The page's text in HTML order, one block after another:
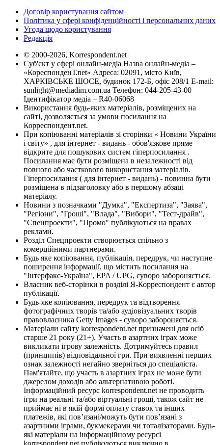
Договір користування сайтом
Політика у сфері конфіденційності і персональних даних
Угода щодо користування
Редакція
© 2000-2026, Korrespondent.net
Суб'єкт у сфері онлайн-медіа Назва онлайн-медіа –
«КореспонденТ.net» Адреса: 02091, місто Київ,
ХАРКІВСЬКЕ ШОСЕ, будинок 172-Б, офіс 208/1 E-mail:
sunlight@mediadim.com.ua Телефон: 044-205-43-00
Ідентифікатор медіа – R40-06068
Використання будь-яких матеріалів, розміщених на
сайті, дозволяється за умови посилання на
Корреспондент.net.
При копіюванні матеріалів зі сторінки « Новини України
і світу» , для інтернет - видань - обов'язкове пряме
відкрите для пошукових систем гіперпосилання .
Посилання має бути розміщена в незалежності від
повного або часткового використання матеріалів.
Гіперпосилання ( для інтернет - видань) - повинна бути
розміщена в підзаголовку або в першому абзаці
матеріалу.
Новини з позначками "Думка", "Експертиза", "Заява",
"Регіони", "Гроші", "Влада", "Вибори", "Тест-драйв",
"Спецпроекти", "Промо" публікуються на правах
реклами.
Розділ Спецпроекти створюється спільно з
комерційними партнерами.
Будь яке копіювання, публікація, передрук, чи наступне
поширення інформації, що містить посилання на
"Інтерфакс-Україна", EPA / UPG, суворо забороняється.
Власник веб-сторінки в розділі Я-Корреспондент є автор
публікації.
Будь-яке копіювання, передрук та відтворення
фотографічних творів та/або аудіовізуальних творів
правовласника Getty Images - суворо забороняється.
Матеріали сайту korrespondent.net призначені для осіб
старше 21 року (21+). Участь в азартних іграх може
викликати ігрову залежність. Дотримуйтесь правил
(принципів) відповідальної гри. При виявленні перших
ознак залежності негайно зверніться до спеціаліста.
Пам'ятайте, що участь в азартних іграх не може бути
джерелом доходів або альтернативою роботі.
Інформаційний ресурс korrespondent.net не проводить
ігри на реальні та/або віртуальні гроші, також сайт не
приймає ні в якій формі оплату ставок та інших
платежів, які пов’язані/можуть бути пов’язані з
азартними іграми, букмекерами чи тоталізаторами. Будь-
які матеріали на інформаційному ресурсі